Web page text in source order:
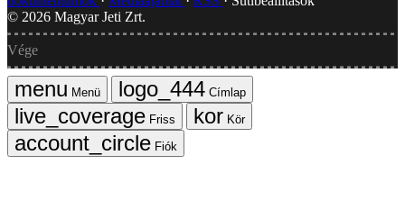
© 2026 Magyar Jeti Zrt.
Vége
Menü
Címlap
Friss
Kör
Fiók